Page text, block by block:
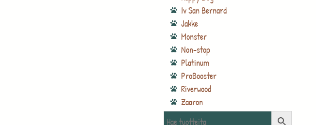
Iv San Bernard
Jakke
Monster
Non-stop
Platinum
ProBooster
Riverwood
Zaaron